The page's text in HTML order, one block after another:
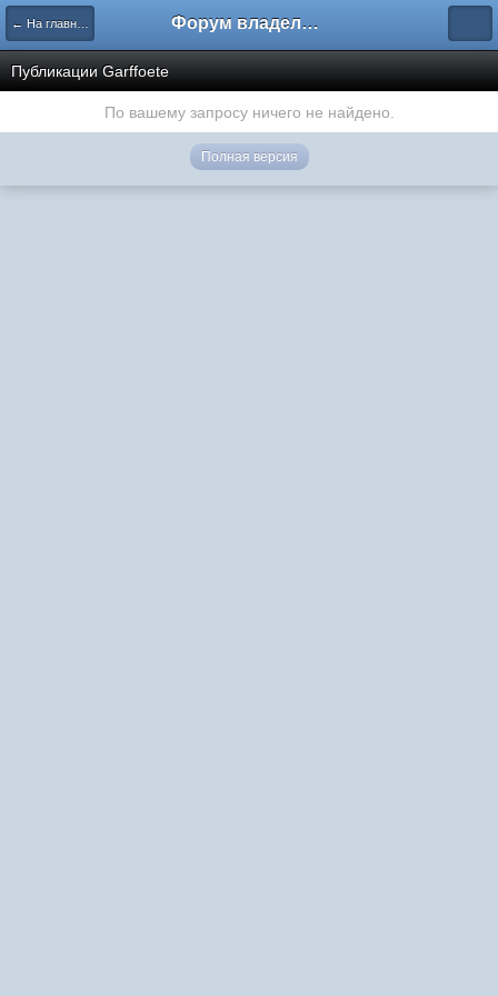
← На главную Форум владельцев интернет-магазинов
Публикации Garffoete
По вашему запросу ничего не найдено.
Полная версия